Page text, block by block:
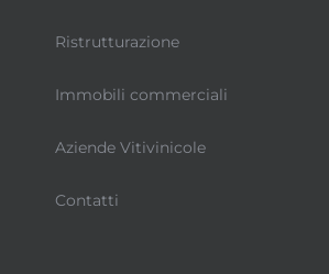
Ristrutturazione
Immobili commerciali
Aziende Vitivinicole
Contatti